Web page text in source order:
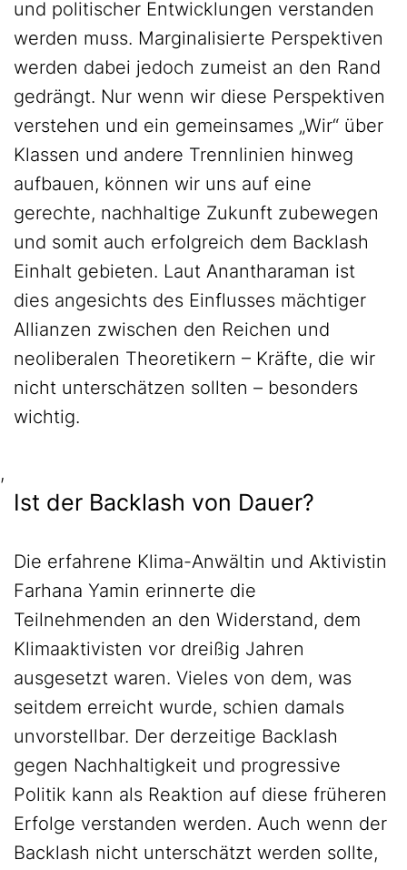
und politischer Entwicklungen verstanden
werden muss. Marginalisierte Perspektiven
werden dabei jedoch zumeist an den Rand
gedrängt. Nur wenn wir diese Perspektiven
verstehen und ein gemeinsames „Wir“ über
Klassen und andere Trennlinien hinweg
aufbauen, können wir uns auf eine
gerechte, nachhaltige Zukunft zubewegen
und somit auch erfolgreich dem Backlash
Einhalt gebieten. Laut Anantharaman ist
dies angesichts des Einflusses mächtiger
Allianzen zwischen den Reichen und
neoliberalen Theoretikern – Kräfte, die wir
nicht unterschätzen sollten – besonders
wichtig.
,
Ist der Backlash von Dauer?
Die erfahrene Klima-Anwältin und Aktivistin
Farhana Yamin erinnerte die
Teilnehmenden an den Widerstand, dem
Klimaaktivisten vor dreißig Jahren
ausgesetzt waren. Vieles von dem, was
seitdem erreicht wurde, schien damals
unvorstellbar. Der derzeitige Backlash
gegen Nachhaltigkeit und progressive
Politik kann als Reaktion auf diese früheren
Erfolge verstanden werden. Auch wenn der
Backlash nicht unterschätzt werden sollte,